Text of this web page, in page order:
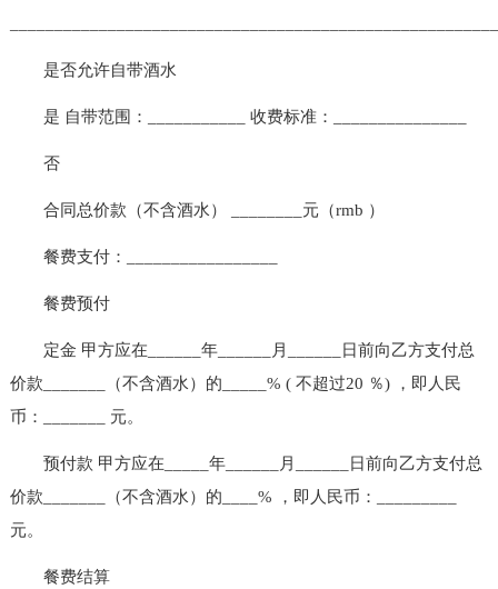
是否允许自带酒水
是 自带范围：___________ 收费标准：_______________
否
合同总价款（不含酒水） ________元（rmb ）
餐费支付：_________________
餐费预付
定金 甲方应在______年______月______日前向乙方支付总
价款_______（不含酒水）的_____% ( 不超过20 ％) ，即人民
币：_______ 元。
预付款 甲方应在_____年______月______日前向乙方支付总
价款_______（不含酒水）的____% ，即人民币：_________
元。
餐费结算